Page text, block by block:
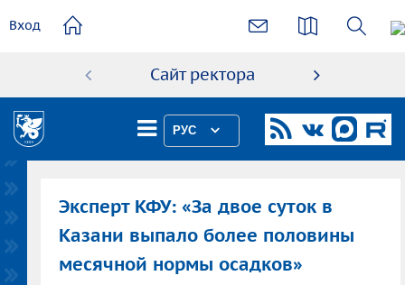
содержанию
Вход
Сайт ректора
РУС
Эксперт КФУ: «За двое суток в
Казани выпало более половины
месячной нормы осадков»